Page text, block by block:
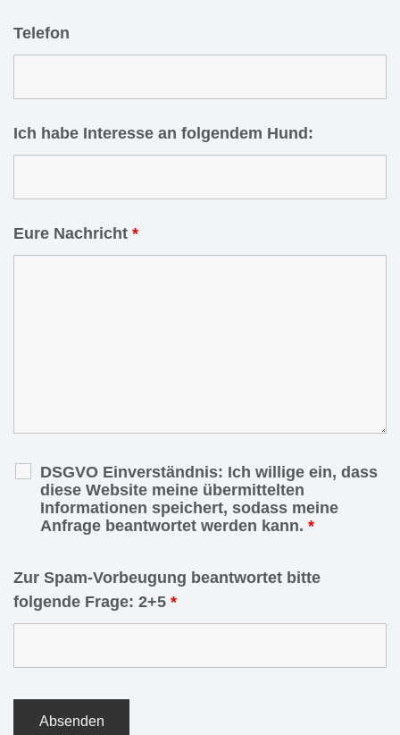
Telefon
Ich habe Interesse an folgendem Hund:
Eure Nachricht *
DSGVO Einverständnis: Ich willige ein, dass
diese Website meine übermittelten
Informationen speichert, sodass meine
Anfrage beantwortet werden kann. *
Zur Spam-Vorbeugung beantwortet bitte
folgende Frage: 2+5 *